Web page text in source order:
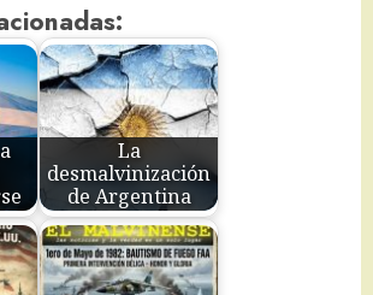
La
desmalvinización
de Argentina